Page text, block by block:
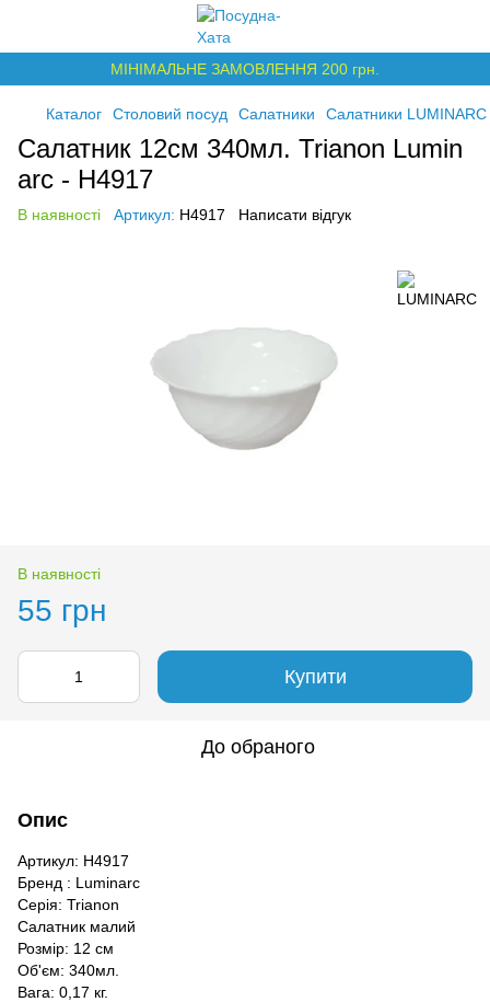
МІНІМАЛЬНЕ ЗАМОВЛЕННЯ 200 грн.
Каталог Столовий посуд Салатники Салатники LUMINARC
Салатник 12см 340мл. Trianon Lumin
arc - H4917
В наявності Артикул: H4917 Написати відгук
В наявності
55 грн
Купити
До обраного
Опис
Артикул: H4917
Бренд : Luminarc
Серія: Trianon
Салатник малий
Розмір: 12 см
Об'єм: 340мл.
Вага: 0,17 кг.